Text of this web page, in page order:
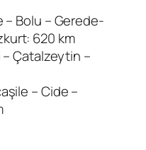
– Bolu – Gerede-
620 km
– Çatalzeytin –
– Cide –